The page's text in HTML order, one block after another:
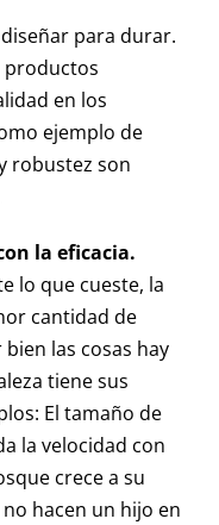
para durar.
productos
en los
ejemplo de
robustez son
la eficacia.
lo que cueste, la
cantidad de
las cosas hay
tiene sus
El tamaño de
la velocidad con
crece a su
hacen un hijo en